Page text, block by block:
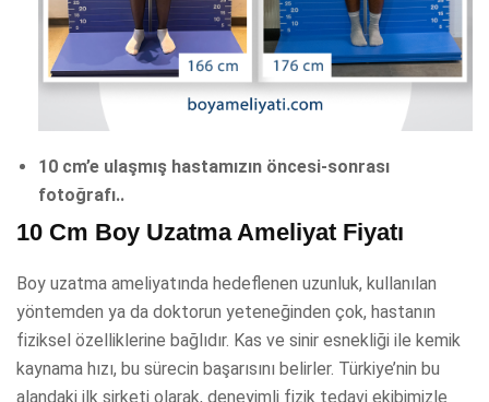
10 cm’e ulaşmış hastamızın öncesi-sonrası
fotoğrafı..
10 Cm Boy Uzatma Ameliyat Fiyatı
Boy uzatma ameliyatında hedeflenen uzunluk, kullanılan
yöntemden ya da doktorun yeteneğinden çok, hastanın
fiziksel özelliklerine bağlıdır. Kas ve sinir esnekliği ile kemik
kaynama hızı, bu sürecin başarısını belirler. Türkiye’nin bu
alandaki ilk şirketi olarak, deneyimli fizik tedavi ekibimizle